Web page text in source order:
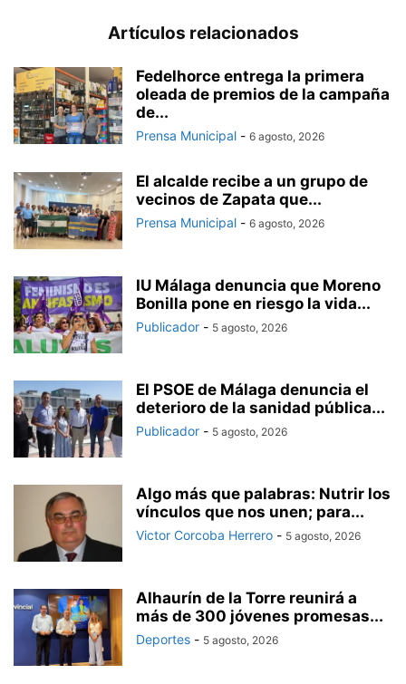
Artículos relacionados
Fedelhorce entrega la primera
oleada de premios de la campaña
de...
Prensa Municipal - 6 agosto, 2026
El alcalde recibe a un grupo de
vecinos de Zapata que...
Prensa Municipal - 6 agosto, 2026
IU Málaga denuncia que Moreno
Bonilla pone en riesgo la vida...
Publicador - 5 agosto, 2026
El PSOE de Málaga denuncia el
deterioro de la sanidad pública...
Publicador - 5 agosto, 2026
Algo más que palabras: Nutrir los
vínculos que nos unen; para...
Victor Corcoba Herrero - 5 agosto, 2026
Alhaurín de la Torre reunirá a
más de 300 jóvenes promesas...
Deportes - 5 agosto, 2026